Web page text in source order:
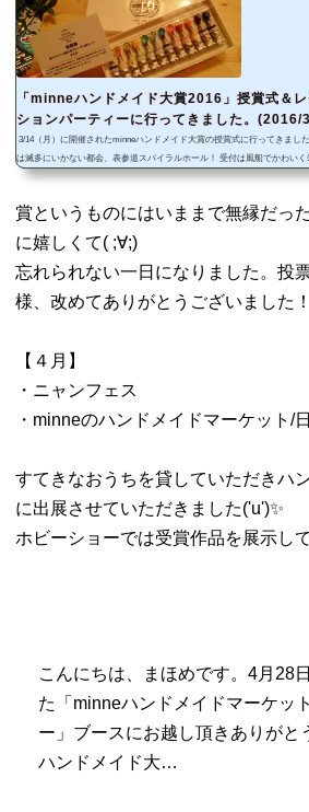
「minneハンドメイド大賞2016」授賞式＆
ションパーティーに行ってきました。(2016/
3/14（月）に開催されたminneハンドメイド大賞の授賞式に行ってきまし
は滅多にいかない都会、表参道スパイラルホール！ 受付は風船でかわいく
ール内には立派なステージ＆沢山のメディアの方が！去年よりも増えたそ
投票によって決定される「話題賞」を受賞することができました！ 子供の
きだったつくることで、賞をいただくことができて本当に嬉しいです。ま
べての皆様に感...
賞というものにはいままで無縁だっ
に嬉しくて( ;∀;)
忘れられない一日になりました。投
様、改めてありがとうございました！
【４月】
・ニャンフェス
・minneのハンドメイドマーケット/
すてきなおうちを貸していただきハ
に出展させていただきました('u')✨
ホビーショーでは受賞作品を展示し
こんにちは、まほめです。4月28
た「minneハンドメイドマーケッ
ー」ブースにお越し頂きありが
ハンドメイド大…